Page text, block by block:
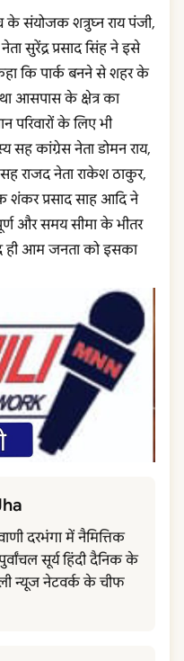
के संयोजक शत्रुघ्न राय पंजी,
सुरेंद्र प्रसाद सिंह ने इसे
कि पार्क बनने से शहर के
आसपास के क्षेत्र का
परिवारों के लिए भी
कांग्रेस नेता डोमन राय,
राजद नेता राकेश ठाकुर,
शंकर प्रसाद साह आदि ने
और समय सीमा के भीतर
ही आम जनता को इसका
दरभंगा में नैमित्तिक
सूर्य हिंदी दैनिक के
न्यूज नेटवर्क के चीफ